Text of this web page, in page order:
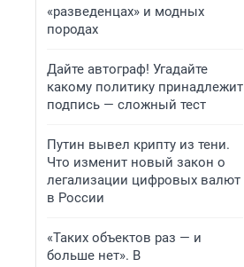
«разведенцах» и модных
породах
Дайте автограф! Угадайте
какому политику принадлежит
подпись — сложный тест
Путин вывел крипту из тени.
Что изменит новый закон о
легализации цифровых валют
в России
«Таких объектов раз — и
больше нет». В